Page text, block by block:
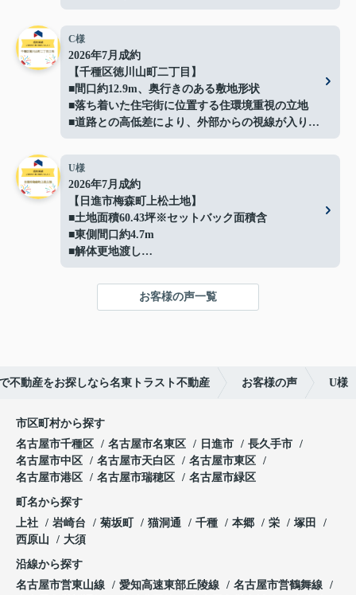
■間口約14.4ｍでプランの自由度良好
■解体更地渡しでスムーズに建築可能
■閑静な住宅地に立地
■イオン守山店まで約500ｍ
■日常の買い物にも便利な住環境
■守山スマートインターまで車で約3分で車移動の
利便性も良好
■お好きなハウスメーカーで建築可能
C様
2026年7月成約
【千種区徳川山町二丁目】
■間口約12.9m、奥行きのある敷地形状
■落ち着いた住宅街に位置する住環境重視の立地
■道路との高低差により、外部からの視線が入りに
くい落ち着いた敷地
■高低差を活かしたプライバシー性の高い敷地形状
■現況：更地徳川山町土地】
ご成約ありがとうございました！
U様
2026年7月成約
【日進市梅森町上松土地】
■土地面積60.43坪※セットバック面積含
■東側間口約4.7m
■解体更地渡し
■周辺には豊富な生活施設
■建築条件はありません！
お好きなハウスメーカー、工務店にて建築可能
お客様の声一覧
不動産をお探しなら名東トラスト不動産 お客様の声 U様
市区町村から探す
名古屋市千種区
名古屋市名東区 日進市
長久手市
名古屋市中区
名古屋市天白区
名古屋市東区
名古屋市港区
名古屋市瑞穂区 名古屋市緑区
町名から探す
上社
岩崎台 菊坂町 猫洞通 千種 本郷 栄
塚田
西原山
大須
沿線から探す
名古屋市営東山線
愛知高速東部丘陵線
名古屋市営鶴舞線